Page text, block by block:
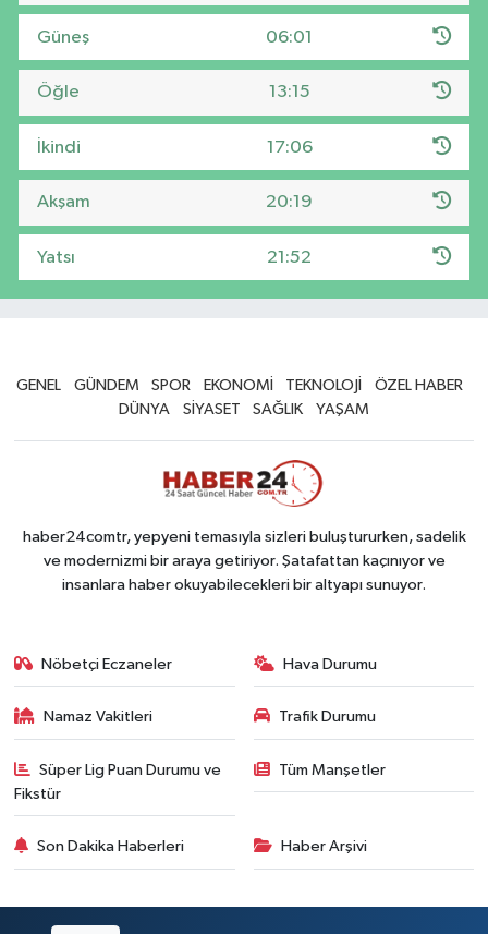
Güneş 06:01
Öğle 13:15
İkindi 17:06
Akşam 20:19
Yatsı 21:52
GENEL GÜNDEM SPOR EKONOMİ TEKNOLOJİ
ÖZEL HABER
DÜNYA
SİYASET SAĞLIK YAŞAM
haber24comtr, yepyeni temasıyla sizleri buluştururken, sadelik
ve modernizmi bir araya getiriyor. Şatafattan kaçınıyor ve
insanlara haber okuyabilecekleri bir altyapı sunuyor.
Nöbetçi Eczaneler Hava Durumu
Namaz Vakitleri Trafik Durumu
Süper Lig Puan Durumu ve
Fikstür
Tüm Manşetler
Son Dakika Haberleri Haber Arşivi